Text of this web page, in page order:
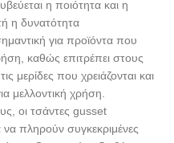
η ποιότητα και η
η δυνατότητα
για προϊόντα που
καθώς επιτρέπει στους
μερίδες που χρειάζονται και
μελλοντική χρήση.
οι τσάντες gusset
πληρούν συγκεκριμένες